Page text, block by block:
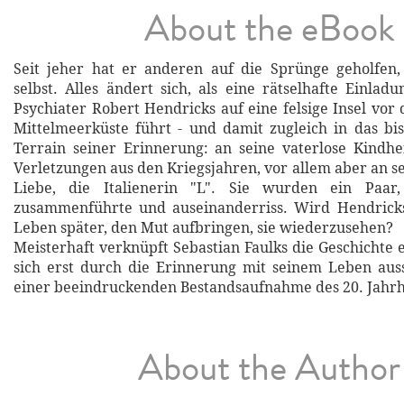
About the eBook
Seit jeher hat er anderen auf die Sprünge
selbst. Alles ändert sich, als eine rätselhafte
Psychiater Robert Hendricks auf eine felsige Insel vor
Mittelmeerküste führt - und damit zugleich in das
Terrain seiner Erinnerung: an seine vaterlose
Verletzungen aus den Kriegsjahren, vor allem aber an
Liebe, die Italienerin "L". Sie wurden ein
zusammenführte und auseinanderriss. Wird
Leben später, den Mut aufbringen, sie wiederzusehen?
Meisterhaft verknüpft Sebastian Faulks die Geschichte
sich erst durch die Erinnerung mit seinem Leben
einer beeindruckenden Bestandsaufnahme des 20.
About the Author